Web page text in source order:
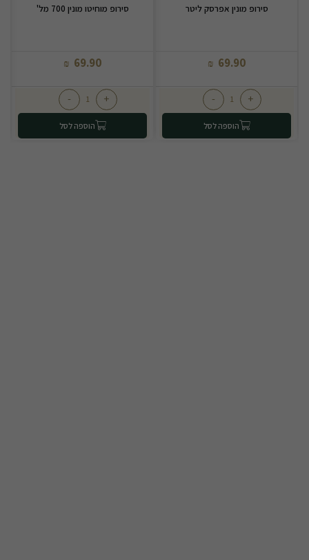
סירופ מונין אפרסק ליטר
69.90
₪
+
-
הוספה לסל
סירופ מוחיטו מונין 700 מל'
69.90
₪
+
-
הוספה לסל